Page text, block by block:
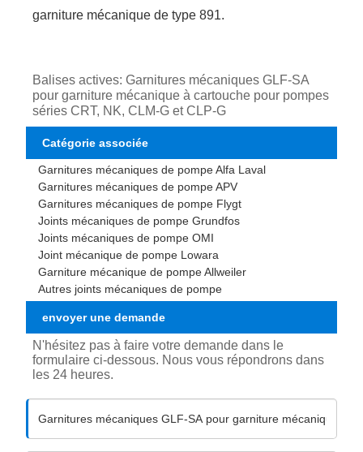
garniture mécanique de type 891.
Balises actives: Garnitures mécaniques GLF-SA
pour garniture mécanique à cartouche pour pompes
séries CRT, NK, CLM-G et CLP-G
Catégorie associée
Garnitures mécaniques de pompe Alfa Laval
Garnitures mécaniques de pompe APV
Garnitures mécaniques de pompe Flygt
Joints mécaniques de pompe Grundfos
Joints mécaniques de pompe OMI
Joint mécanique de pompe Lowara
Garniture mécanique de pompe Allweiler
Autres joints mécaniques de pompe
envoyer une demande
N'hésitez pas à faire votre demande dans le
formulaire ci-dessous. Nous vous répondrons dans
les 24 heures.